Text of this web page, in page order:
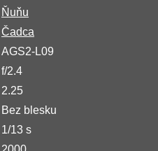
Ňuňu
Čadca
AGS2-L09
f/2.4
2.25
Bez blesku
1/13 s